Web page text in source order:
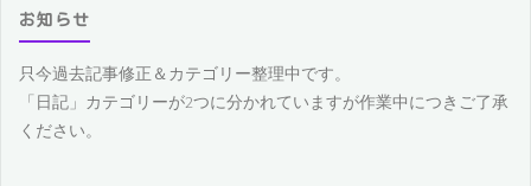
お知らせ
只今過去記事修正＆カテゴリー整理中です。
「日記」カテゴリーが2つに分かれていますが作業中につきご了承
ください。